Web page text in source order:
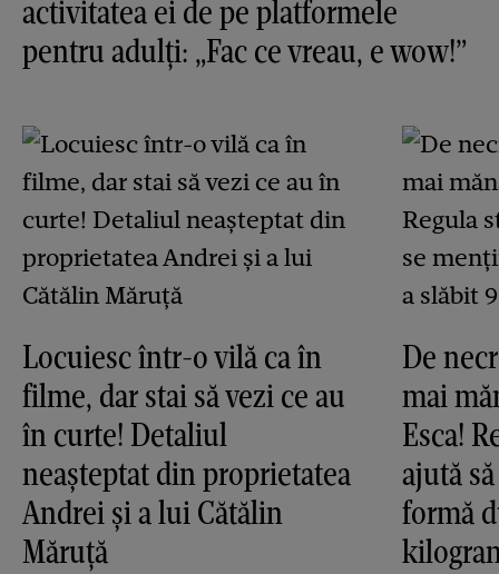
activitatea ei de pe platformele
pentru adulți: „Fac ce vreau, e wow!”
Locuiesc într-o vilă ca în
filme, dar stai să vezi ce au
în curte! Detaliul
neașteptat din proprietatea
Andrei și a lui Cătălin
Măruță
De
mai
Esca!
ajută
formă